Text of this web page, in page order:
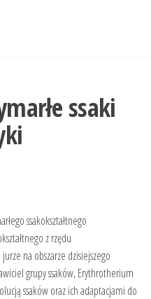
ssaki
ssakokształtnego
z rzędu
na obszarze dzisiejszego
grupy ssaków, Erythrotherium
ssaków oraz ich adaptacjami do